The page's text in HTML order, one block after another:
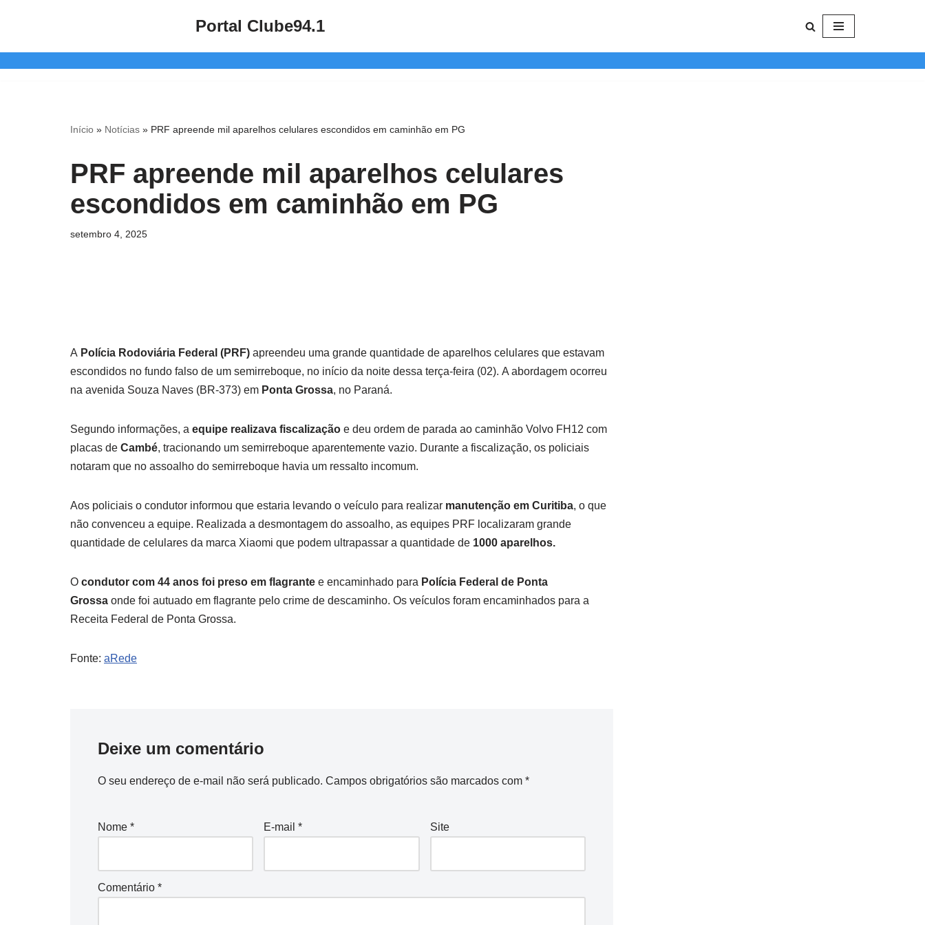
Portal Clube94.1
Início » Notícias » PRF apreende mil aparelhos celulares escondidos em caminhão em PG
PRF apreende mil aparelhos celulares
escondidos em caminhão em PG
setembro 4, 2025
A Polícia Rodoviária Federal (PRF) apreendeu uma grande quantidade de aparelhos celulares que estavam
escondidos no fundo falso de um semirreboque, no início da noite dessa terça-feira (02). A abordagem ocorreu
na avenida Souza Naves (BR-373) em Ponta Grossa, no Paraná.
Segundo informações, a equipe realizava fiscalização e deu ordem de parada ao caminhão Volvo FH12 com
placas de Cambé, tracionando um semirreboque aparentemente vazio. Durante a fiscalização, os policiais
notaram que no assoalho do semirreboque havia um ressalto incomum.
Aos policiais o condutor informou que estaria levando o veículo para realizar manutenção em Curitiba, o que
não convenceu a equipe. Realizada a desmontagem do assoalho, as equipes PRF localizaram grande
quantidade de celulares da marca Xiaomi que podem ultrapassar a quantidade de 1000 aparelhos.
O condutor com 44 anos foi preso em flagrante e encaminhado para Polícia Federal de Ponta
Grossa onde foi autuado em flagrante pelo crime de descaminho. Os veículos foram encaminhados para a
Receita Federal de Ponta Grossa.
Fonte: aRede
Deixe um comentário
O seu endereço de e-mail não será publicado. Campos obrigatórios são marcados com *
Nome * E-mail* Site
Comentário *